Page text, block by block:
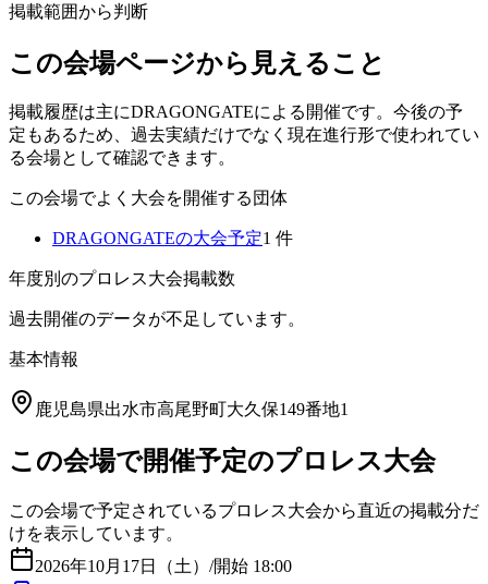
掲載範囲から判断
この会場ページから見えること
掲載履歴は主にDRAGONGATEによる開催です。今後の予
定もあるため、過去実績だけでなく現在進行形で使われてい
る会場として確認できます。
この会場でよく大会を開催する団体
DRAGONGATEの大会予定1 件
年度別のプロレス大会掲載数
過去開催のデータが不足しています。
基本情報
鹿児島県出水市高尾野町大久保149番地1
この会場で開催予定のプロレス大会
この会場で予定されているプロレス大会から直近の掲載分だ
けを表示しています。
2026年10月17日（土） /開始 18:00